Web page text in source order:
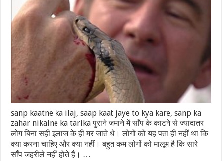
sanp kaatne ka ilaj, saap kaat jaye to kya kare, sanp ka
zahar nikalne ka tarika पुराने जमाने में साँप के काटने से ज्यादातर
लोग बिना सही इलाज के ही मर जाते थे। लोगों को यह पता ही नहीं था कि
क्या करना चाहिए और क्या नहीं। बहुत कम लोगों को मालूम है कि सारे
साँप जहरीले नहीं होते हैं। …